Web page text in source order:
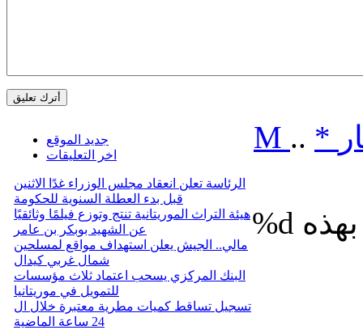
جديد الموقع
اخر التعليقات
الرئاسة تعلن انعقاد مجلس الوزراء غدًا الاثنين
قبل بدء العطلة السنوية للحكومة
هيئة التراث الموريتانية تنتج وتوزع فيلمًا وثائقيًا
عن الشهيد بوبكر بن عامر
مالي.. الجيش يعلن استهداف مواقع لمسلحين
شمال غربي كيدال
البنك المركزي يسحب اعتماد ثلاث مؤسسات
للتمويل في موريتانيا
تسجيل تساقط كميات مطرية معتبرة خلال ال
24 ساعة الماضية
M .. *
%d